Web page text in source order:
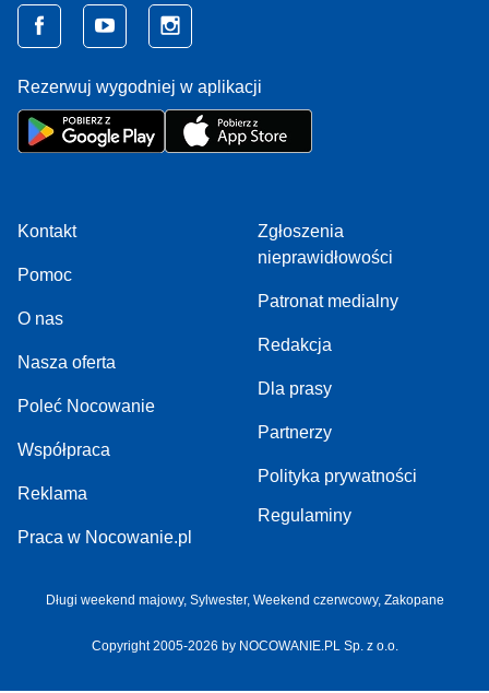
Rezerwuj wygodniej w aplikacji
Kontakt
Pomoc
O nas
Nasza oferta
Poleć Nocowanie
Współpraca
Reklama
Praca w Nocowanie.pl
Zgłoszenia
nieprawidłowości
Patronat medialny
Redakcja
Dla prasy
Partnerzy
Polityka prywatności
Regulaminy
Długi weekend majowy, Sylwester, Weekend czerwcowy, Zakopane
Copyright 2005-2026 by NOCOWANIE.PL Sp. z o.o.